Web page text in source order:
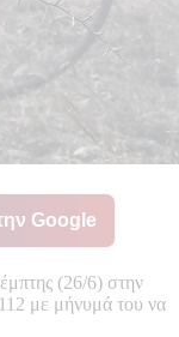
Google
(26/6) στην
με μήνυμά του να